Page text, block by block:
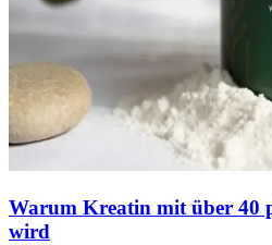
Warum Kreatin mit über 40
wird